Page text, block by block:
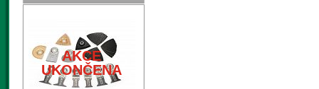
AKCE
UKONČENA